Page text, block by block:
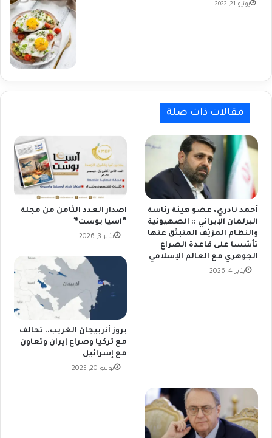
يونيو 21, 2022
مقالات ذات صلة
أحمد نادري، عضو هيئة رئاسة
البرلمان الإيراني :: الصهيونية
والنظام المزيّف المنبثق عنها
تأسّسا على قاعدة الصراع
الجوهري مع العالم الإسلامي
يناير 4, 2026
اصدار العدد الثامن من مجلة
“آسيا بوست”
يناير 3, 2026
بروز أذربيجان الغريب.. تحالف
مع تركيا وصراع إيران وتعاون
مع إسرائيل
يوليو 20, 2025